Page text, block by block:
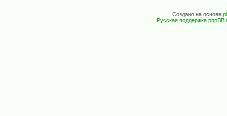
Создано на основе
Русская поддержка phpBB